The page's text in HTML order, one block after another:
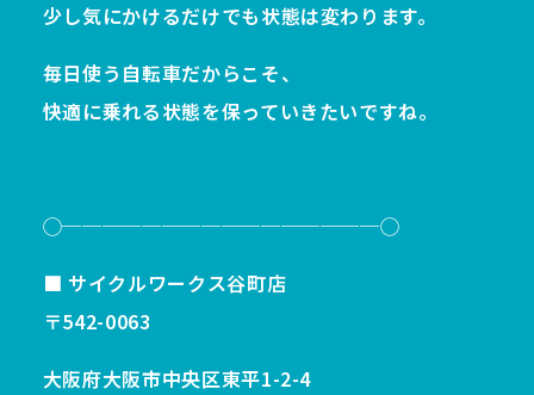
少し気にかけるだけでも状態は変わります。
毎日使う自転車だからこそ、
快適に乗れる状態を保っていきたいですね。
◯────────────────◯
■ サイクルワークス谷町店
〒542-0063
大阪府大阪市中央区東平1-2-4